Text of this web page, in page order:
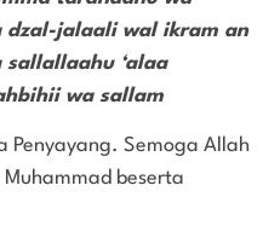
dzal-jalaali wal ikram an
‘alaa
wa sallam
Penyayang. Semoga Allah
beserta